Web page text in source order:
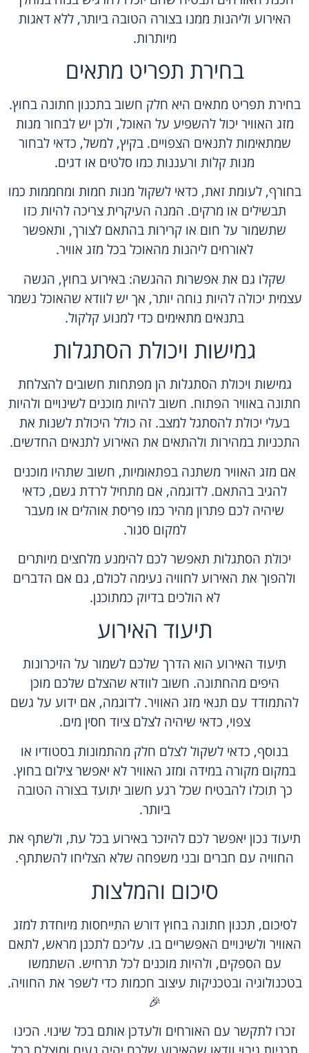
האירוע וליהנות ממנו בצורה הטובה ביותר, ללא דאגות
מיותרות.
בחירת תפריט מתאים
בחירת תפריט מתאים היא חלק חשוב בתכנון חתונה בחוץ.
מזג האוויר יכול להשפיע על האוכל, ולכן יש לבחור מנות
שמתאימות לתנאים הצפויים. בקיץ, למשל, כדאי לבחור
מנות קלות ורעננות כמו סלטים או דגים.
בחורף, לעומת זאת, כדאי לשקול מנות חמות ומחממות כמו
תבשילים או מרקים. המנה העיקרית צריכה להיות כזו
שתשמור על חום או קרירות בהתאם לצורך, ותאפשר
לאורחים ליהנות מהאוכל בכל מזג אוויר.
שקלו גם את אפשרות ההגשה: באירוע בחוץ, הגשה
עצמית יכולה להיות נוחה יותר, אך יש לוודא שהאוכל נשמר
בתנאים מתאימים כדי למנוע קלקול.
גמישות ויכולת הסתגלות
גמישות ויכולת הסתגלות הן מפתחות חשובים להצלחת
חתונה באוויר הפתוח. חשוב להיות מוכנים לשינויים ולהיות
בעלי יכולת להסתגל למצב. זה כולל היכולת לשנות את
התכניות במהירות ולהתאים את האירוע לתנאים החדשים.
אם מזג האוויר משתנה בפתאומיות, חשוב שתהיו מוכנים
להגיב בהתאם. לדוגמה, אם מתחיל לרדת גשם, כדאי
שיהיה לכם פתרון מהיר כמו פריסת אוהלים או מעבר
למקום סגור.
יכולת הסתגלות תאפשר לכם להימנע מלחצים מיותרים
ולהפוך את האירוע לחוויה נעימה לכולם, גם אם הדברים
לא הולכים בדיוק כמתוכנן.
תיעוד האירוע
תיעוד האירוע הוא הדרך שלכם לשמור על הזיכרונות
היפים מהחתונה. חשוב לוודא שהצלם שלכם מוכן
להתמודד עם תנאי מזג האוויר. לדוגמה, אם ידוע על גשם
צפוי, כדאי שיהיה לצלם ציוד חסין מים.
בנוסף, כדאי לשקול לצלם חלק מהתמונות בסטודיו או
במקום מקורה במידה ומזג האוויר לא יאפשר צילום בחוץ.
כך תוכלו להבטיח שכל רגע חשוב יתועד בצורה הטובה
ביותר.
תיעוד נכון יאפשר לכם להיזכר באירוע בכל עת, ולשתף את
החוויה עם חברים ובני משפחה שלא הצליחו להשתתף.
סיכום והמלצות
לסיכום, תכנון חתונה בחוץ דורש התייחסות מיוחדת למזג
האוויר ולשינויים האפשריים בו. עליכם לתכנן מראש, לתאם
עם הספקים, ולהיות מוכנים לכל תרחיש. השתמשו
בטכנולוגיה ובטכניקות עיצוב חכמות כדי לשפר את החוויה.
🎉
זכרו לתקשר עם האורחים ולעדכן אותם בכל שינוי. הכינו